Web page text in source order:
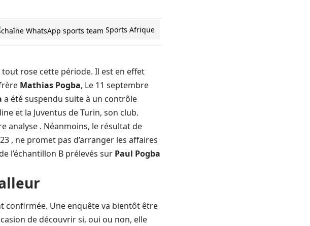
Sports Afrique
tout rose cette période. Il est en effet
Mathias Pogba, Le 11 septembre
a été suspendu suite à un contrôle
et la Juventus de Turin, son club.
analyse . Néanmoins, le résultat de
, ne promet pas d’arranger les affaires
l’échantillon B prélevés sur Paul Pogba
confirmée. Une enquête va bientôt être
de découvrir si, oui ou non, elle